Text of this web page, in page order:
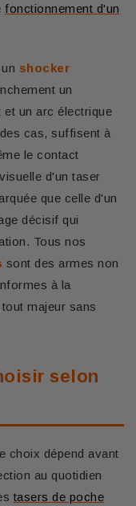
fonctionnement d'un
shocker
un
un arc électrique
cas, suffisent à
le contact
d'un taser
que celle d'un
décisif qui
Tous nos
sont des armes non
à la
majeur sans
selon
choix dépend avant
au quotidien
tasers de poche